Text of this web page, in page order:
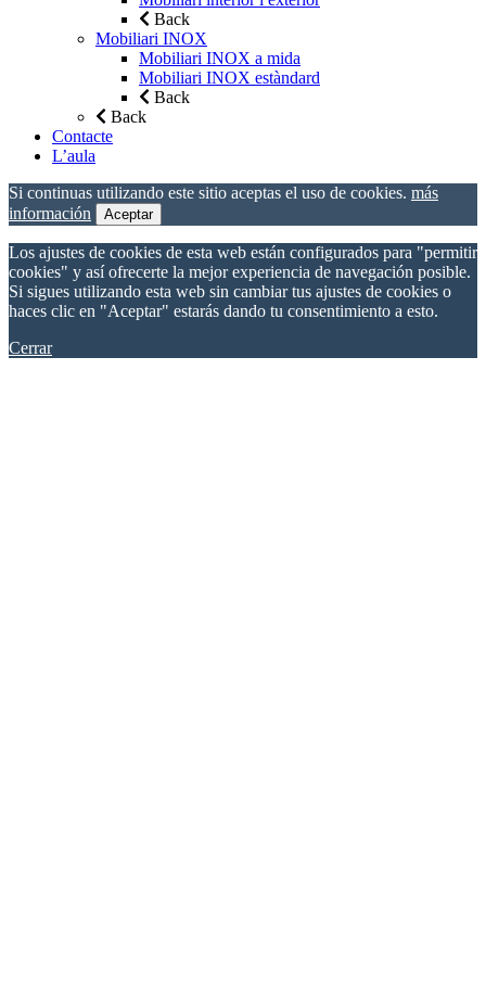
Back
Mobiliari INOX
Mobiliari INOX a mida
Mobiliari INOX estàndard
Back
Back
Contacte
L’aula
Si continuas utilizando este sitio aceptas el uso de cookies. más
información
Aceptar
Los ajustes de cookies de esta web están configurados para "permitir
cookies" y así ofrecerte la mejor experiencia de navegación posible.
Si sigues utilizando esta web sin cambiar tus ajustes de cookies o
haces clic en "Aceptar" estarás dando tu consentimiento a esto.
Cerrar